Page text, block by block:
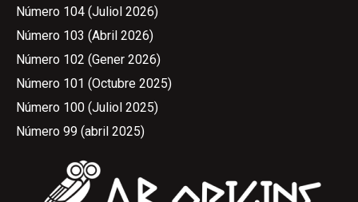
Número 104 (Juliol 2026)
Número 103 (Abril 2026)
Número 102 (Gener 2026)
Número 101 (Octubre 2025)
Número 100 (Juliol 2025)
Número 99 (abril 2025)